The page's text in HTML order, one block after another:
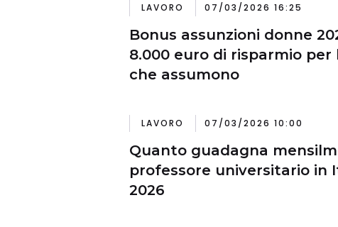
LAVORO 07/03/2026 16:25
Bonus assunzioni donne
8.000 euro di risparmio per
che assumono
LAVORO 07/03/2026 10:00
Quanto guadagna
professore universitario in
2026